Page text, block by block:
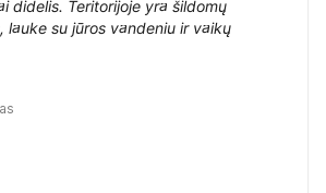
didelis. Teritorijoje yra šildomų
lauke su jūros vandeniu ir vaikų